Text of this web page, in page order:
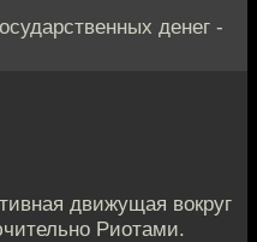
денег -
движущая вокруг
Риотами.